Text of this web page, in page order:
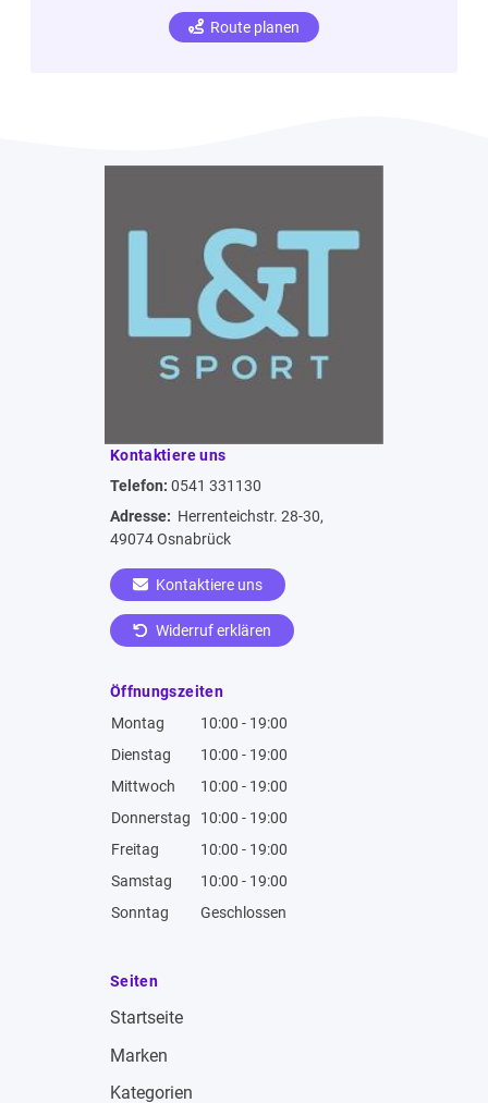
Route planen
Kontaktiere uns
Telefon: 0541 331130
Adresse: Herrenteichstr. 28-30,
49074 Osnabrück
Kontaktiere uns
Widerruf erklären
Öffnungszeiten
Montag
10:00 - 19:00
Dienstag
10:00 - 19:00
Mittwoch
10:00 - 19:00
Donnerstag
10:00 - 19:00
Freitag
10:00 - 19:00
Samstag
10:00 - 19:00
Sonntag
Geschlossen
Seiten
Startseite
Marken
Kategorien